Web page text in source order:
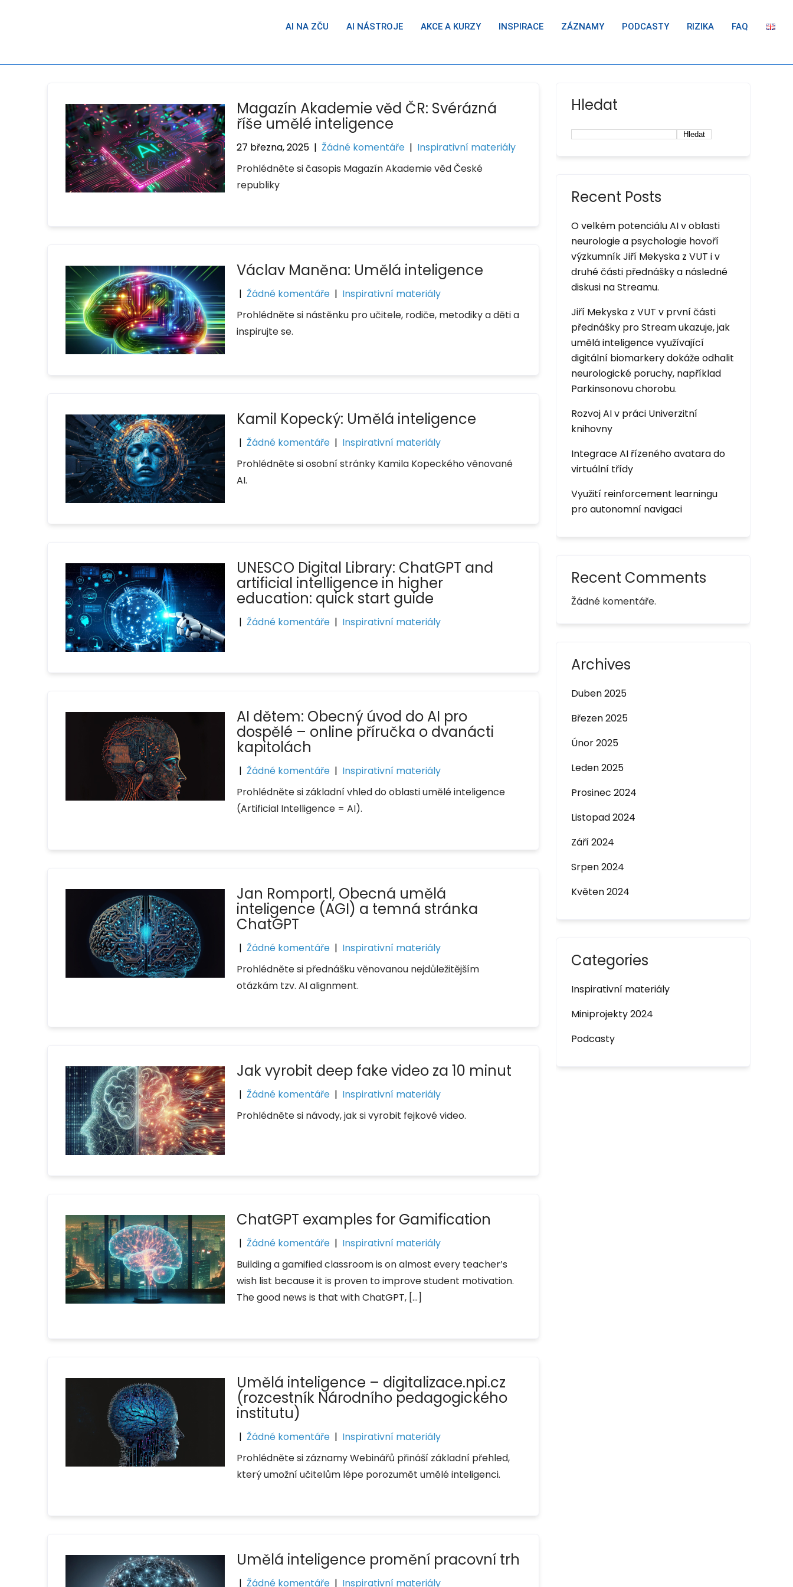
AI NA ZČU AI NÁSTROJE AKCE A KURZY INSPIRACE ZÁZNAMY PODCASTY RIZIKA FAQ
Magazín Akademie věd ČR: Svérázná
říše umělé inteligence
27 března, 2025 |Žádné komentáře | Inspirativní materiály
Prohlédněte si časopis Magazín Akademie věd České
republiky
Václav Maněna: Umělá inteligence
|Žádné komentáře | Inspirativní materiály
Prohlédněte si nástěnku pro učitele, rodiče, metodiky a děti a
inspirujte se.
Kamil Kopecký: Umělá inteligence
|Žádné komentáře | Inspirativní materiály
Prohlédněte si osobní stránky Kamila Kopeckého věnované
AI.
UNESCO Digital Library: ChatGPT and
artificial intelligence in higher
education: quick start guide
|Žádné komentáře | Inspirativní materiály
AI dětem: Obecný úvod do AI pro
dospělé – online příručka o dvanácti
kapitolách
|Žádné komentáře | Inspirativní materiály
Prohlédněte si základní vhled do oblasti umělé inteligence
(Artificial Intelligence = AI).
Jan Romportl, Obecná umělá
inteligence (AGI) a temná stránka
ChatGPT
|Žádné komentáře | Inspirativní materiály
Prohlédněte si přednášku věnovanou nejdůležitějším
otázkám tzv. AI alignment.
Jak vyrobit deep fake video za 10 minut
|Žádné komentáře | Inspirativní materiály
Prohlédněte si návody, jak si vyrobit fejkové video.
ChatGPT examples for Gamification
|Žádné komentáře | Inspirativní materiály
Building a gamified classroom is on almost every teacher’s
wish list because it is proven to improve student motivation.
The good news is that with ChatGPT, […]
Umělá inteligence – digitalizace.npi.cz
(rozcestník Národního pedagogického
institutu)
|Žádné komentáře | Inspirativní materiály
Prohlédněte si záznamy Webinářů přináší základní přehled,
který umožní učitelům lépe porozumět umělé inteligenci.
Umělá inteligence promění pracovní trh
|Žádné komentáře | Inspirativní materiály
Hledat
Hledat
Recent Posts
O velkém potenciálu AI v oblasti
neurologie a psychologie hovoří
výzkumník Jiří Mekyska z VUT i v
druhé části přednášky a následné
diskusi na Streamu.
Jiří Mekyska z VUT v první části
přednášky pro Stream ukazuje, jak
umělá inteligence využívající
digitální biomarkery dokáže odhalit
neurologické poruchy, například
Parkinsonovu chorobu.
Rozvoj AI v práci Univerzitní
knihovny
Integrace AI řízeného avatara do
virtuální třídy
Využití reinforcement learningu
pro autonomní navigaci
Recent Comments
Žádné komentáře.
Archives
Duben 2025
Březen 2025
Únor 2025
Leden 2025
Prosinec 2024
Listopad 2024
Září 2024
Srpen 2024
Květen 2024
Categories
Inspirativní materiály
Miniprojekty 2024
Podcasty